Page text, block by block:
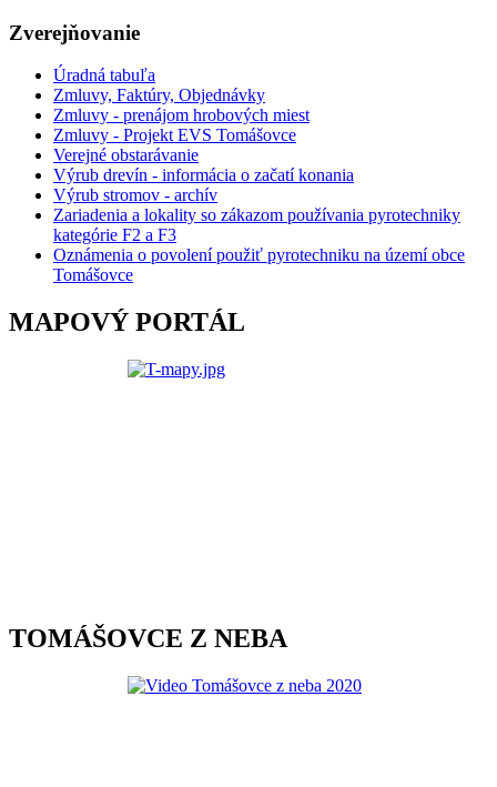
Zverejňovanie
Úradná tabuľa
Zmluvy, Faktúry, Objednávky
Zmluvy - prenájom hrobových miest
Zmluvy - Projekt EVS Tomášovce
Verejné obstarávanie
Výrub drevín - informácia o začatí konania
Výrub stromov - archív
Zariadenia a lokality so zákazom používania pyrotechniky
kategórie F2 a F3
Oznámenia o povolení použiť pyrotechniku na území obce
Tomášovce
MAPOVÝ PORTÁL
TOMÁŠOVCE Z NEBA